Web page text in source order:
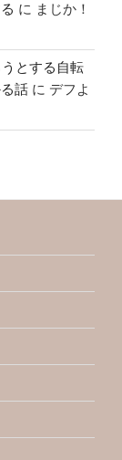
に まじか！
とする自転
話 に デフよ